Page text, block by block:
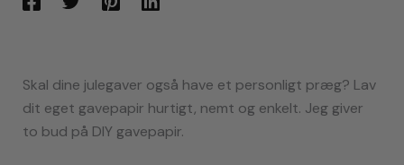
Skal dine julegaver også have et personligt præg? Lav
dit eget gavepapir hurtigt, nemt og enkelt. Jeg giver
to bud på DIY gavepapir.